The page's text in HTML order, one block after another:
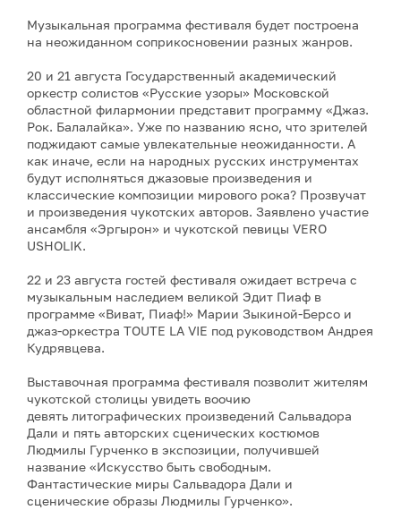
Музыкальная программа фестиваля будет построена
на неожиданном соприкосновении разных жанров.
20 и 21 августа Государственный академический
оркестр солистов «Русские узоры» Московской
областной филармонии представит программу «Джаз.
Рок. Балалайка». Уже по названию ясно, что зрителей
поджидают самые увлекательные неожиданности. А
как иначе, если на народных русских инструментах
будут исполняться джазовые произведения и
классические композиции мирового рока? Прозвучат
и произведения чукотских авторов. Заявлено участие
ансамбля «Эргырон» и чукотской певицы VERO
USHOLIK.
22 и 23 августа гостей фестиваля ожидает встреча с
музыкальным наследием великой Эдит Пиаф в
программе «Виват, Пиаф!» Марии Зыкиной-Берсо и
джаз-оркестра TOUTE LA VIE под руководством Андрея
Кудрявцева.
Выставочная программа фестиваля позволит жителям
чукотской столицы увидеть воочию
девять литографических произведений Сальвадора
Дали и пять авторских сценических костюмов
Людмилы Гурченко в экспозиции, получившей
название «Искусство быть свободным.
Фантастические миры Сальвадора Дали и
сценические образы Людмилы Гурченко».